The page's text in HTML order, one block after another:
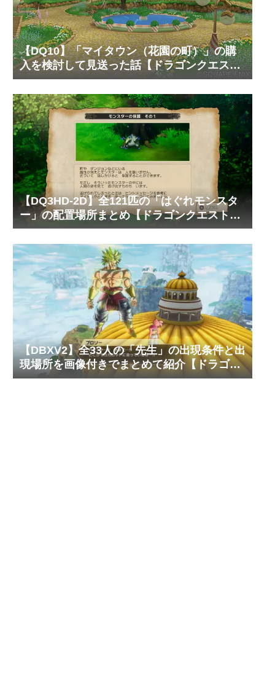
【DQ10】「マイタウン（花園の町）」の購
入を検討して見送った話【ドラゴンクエスト
10 オンライン】
【DQ3HD-2D】全121匹の「はぐれモンスタ
ー」の配置場所まとめ【ドラゴンクエスト3
そして伝説へ…】
【DBXV2】全33人の「先生」の出現条件と出
現場所を画像付きでまとめて紹介【ドラゴン
ボール ゼノバース2】